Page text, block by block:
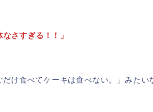
さすぎる！！」
け食べてケーキは食べない。」みたい